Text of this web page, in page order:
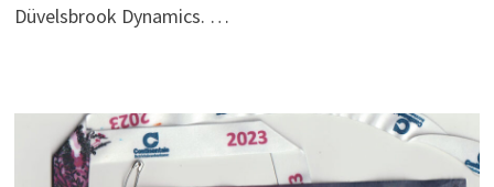
Düvelsbrook Dynamics. …